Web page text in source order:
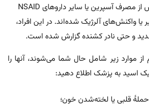
بیمارانی که پس از مصرف آسپرین یا سایر داروهای NSAID
یا واکنش‌های آلرژیک شده‌اند. در این افراد،
و حتی نادر کشنده گزارش شده است.
موارد زیر شامل حال شما می‌شوند، آنها را
اسید به پزشک اطلاع دهید:
قلبی یا لخته‌شدن خون؛